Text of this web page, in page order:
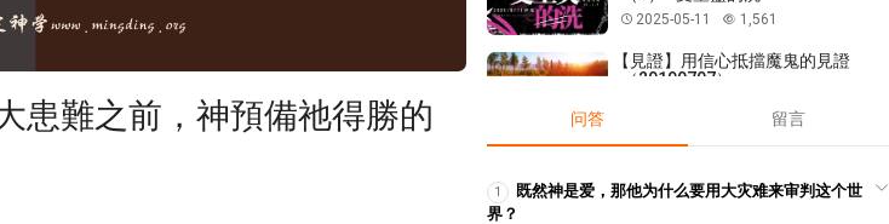
患難之前，神預備祂得勝的
2025-05-11 1,561
【見證】用信心抵擋魔鬼的見證
（20190707）
【查經】提摩太前書1章 - 叫你可
2025-10-08 1,230
问答 留言
1
既然神是爱，那他为什么要用大灾难来审判这个世
界？